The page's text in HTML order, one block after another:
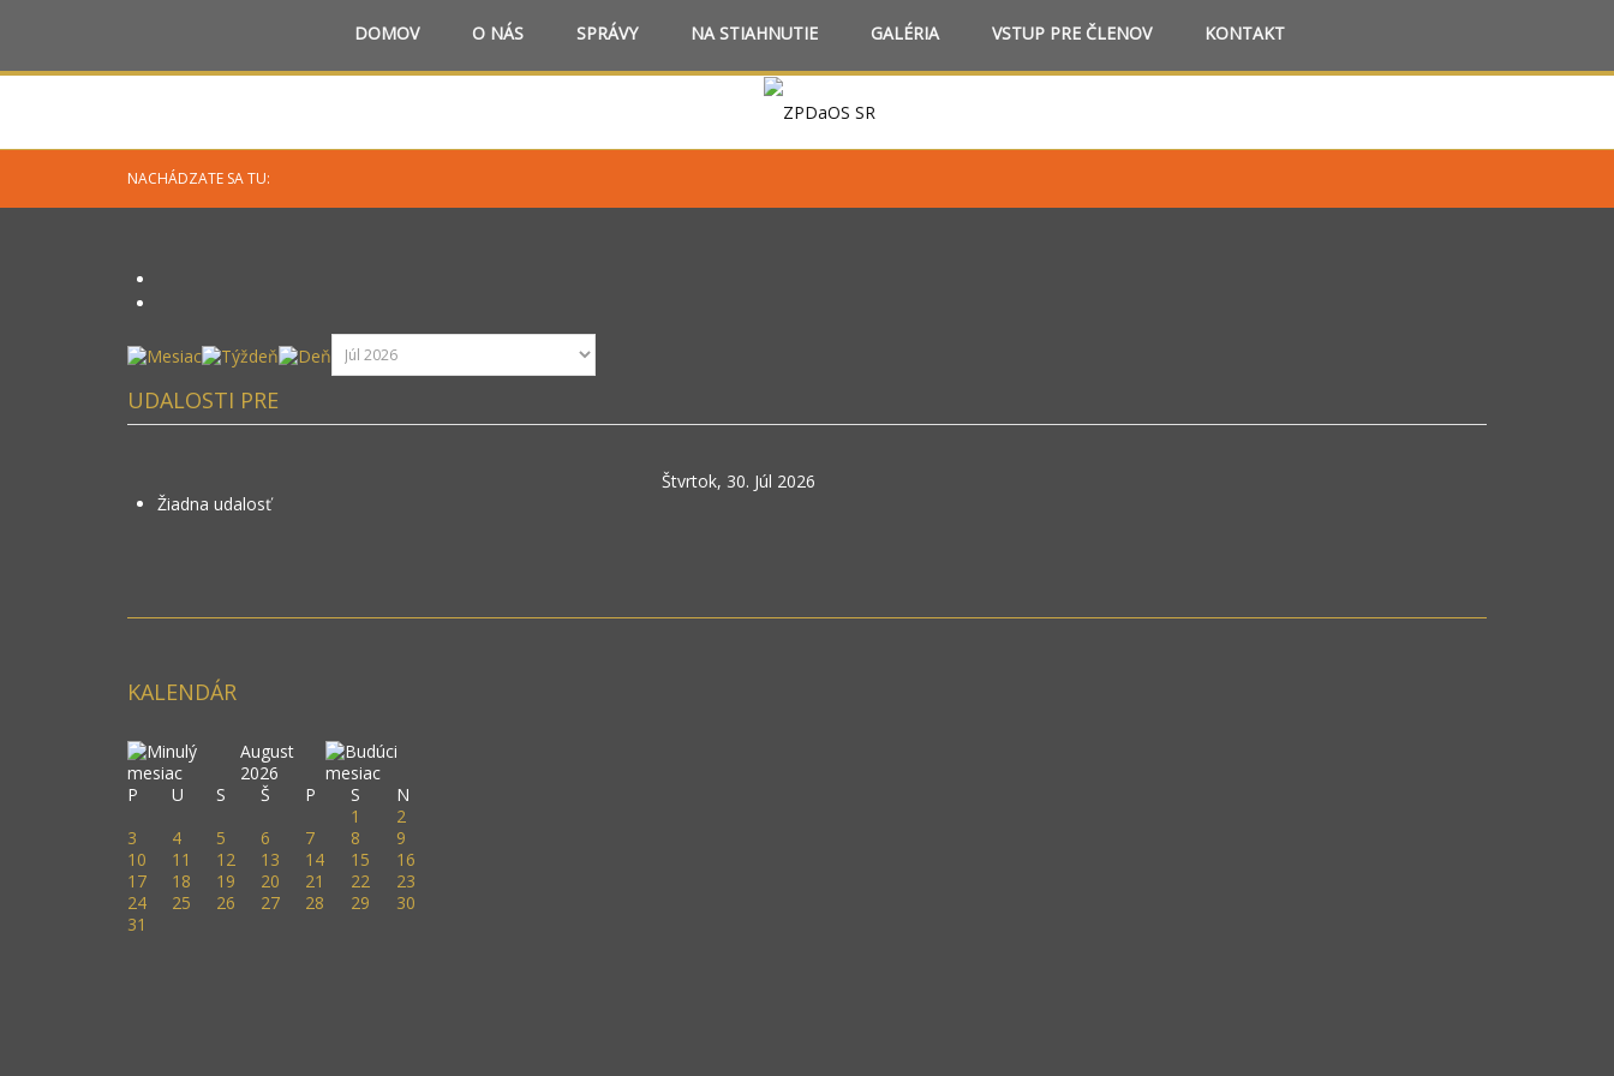
DOMOV O NÁS SPRÁVY NA STIAHNUTIE GALÉRIA VSTUP PRE ČLENOV KONTAKT
NACHÁDZATE SA TU:
UDALOSTI PRE
Štvrtok, 30. Júl 2026
Žiadna udalosť
KALENDÁR
August
2026
P
U S Š P S
N
1
2
3
4 5 6 7 8
9
10
11 12 13 14 15
16
17
18 19 20 21 22
23
24
25 26 27 28 29
30
31